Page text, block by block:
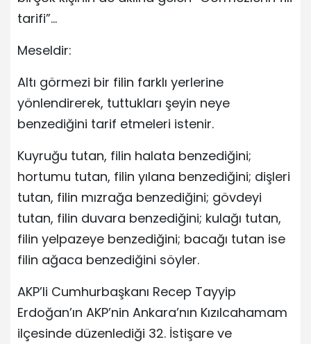
tarifi”…
Meseldir:
Altı görmezi bir filin farklı yerlerine
yönlendirerek, tuttukları şeyin neye
benzediğini tarif etmeleri istenir.
Kuyruğu tutan, filin halata benzediğini;
hortumu tutan, filin yılana benzediğini; dişleri
tutan, filin mızrağa benzediğini; gövdeyi
tutan, filin duvara benzediğini; kulağı tutan,
filin yelpazeye benzediğini; bacağı tutan ise
filin ağaca benzediğini söyler.
AKP’li Cumhurbaşkanı Recep Tayyip
Erdoğan’ın AKP’nin Ankara’nın Kızılcahamam
ilçesinde düzenlediği 32. İstişare ve